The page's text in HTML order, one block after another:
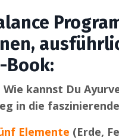
Book:
Wie kannst Du
in die
Elemente (Erde,